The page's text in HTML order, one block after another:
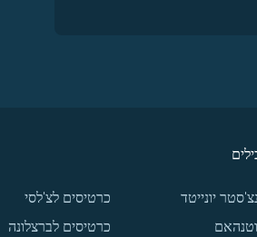
יונייטד
כרטיסים לצ'לסי
כרטיסים לברצלונה